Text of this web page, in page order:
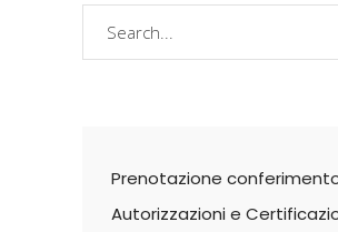
Prenotazione
Autorizzazioni e